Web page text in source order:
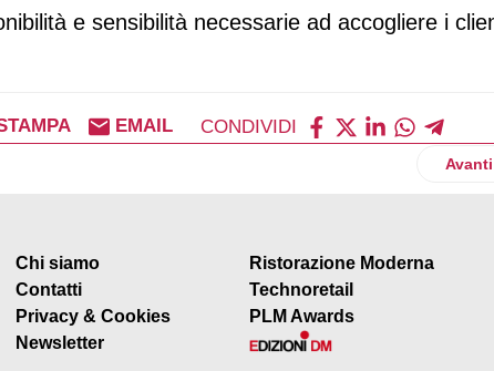
e sensibilità necessarie ad accogliere i
EMAIL CONDIVIDI
Shop In Shop d’Italia Avanti
Chi siamo
Contatti
Privacy & Cookies
Newsletter
Ristorazione Moderna
Technoretail
PLM Awards